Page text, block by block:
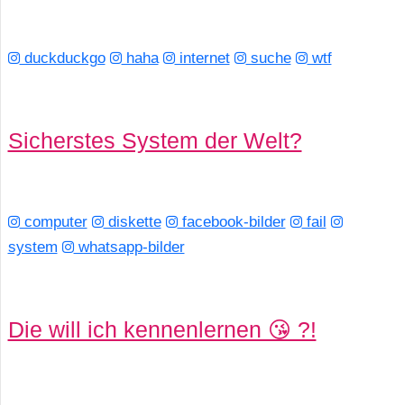
duckduckgo haha internet suche wtf
Sicherstes System der Welt?
computer diskette facebook-bilder
fail
system
whatsapp-bilder
Die will ich kennenlernen 😘 ?!